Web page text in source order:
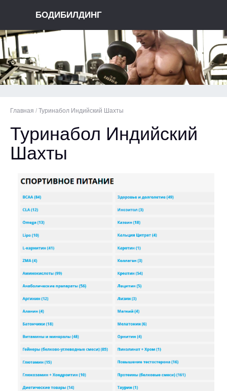
БОДИБИЛДИНГ
Главная / Туринабол Индийский Шахты
Туринабол Индийский
Шахты